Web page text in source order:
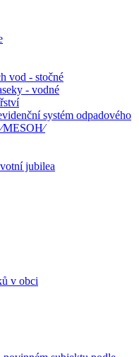
vod - stočné
- vodné
systém odpadového
jubilea
v obci